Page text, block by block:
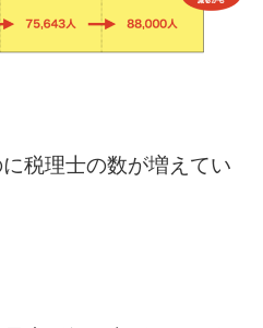
税理士の数が増えてい